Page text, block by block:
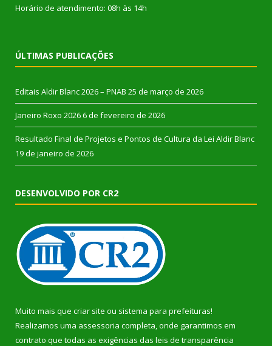
Horário de atendimento: 08h às 14h
ÚLTIMAS PUBLICAÇÕES
Editais Aldir Blanc 2026 – PNAB 25 de março de 2026
Janeiro Roxo 2026 6 de fevereiro de 2026
Resultado Final de Projetos e Pontos de Cultura da Lei Aldir Blanc
19 de janeiro de 2026
DESENVOLVIDO POR CR2
Muito mais que criar site ou sistema para prefeituras!
Realizamos uma assessoria completa, onde garantimos em
contrato que todas as exigências das leis de transparência